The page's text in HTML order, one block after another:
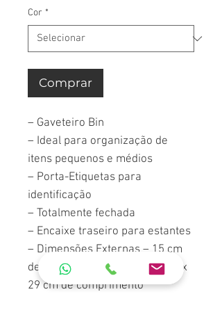
Cor *
Comprar
– Gaveteiro Bin
– Ideal para organização de
itens pequenos e médios
– Porta-Etiquetas para
identificação
– Totalmente fechada
– Encaixe traseiro para estantes
– Dimensões Externas – 15 cm
de altura x 18,5 cm de largura x
29 cm de comprimento